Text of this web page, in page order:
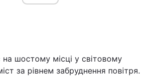
на шостому місці у світовому
за рівнем забруднення повітря.